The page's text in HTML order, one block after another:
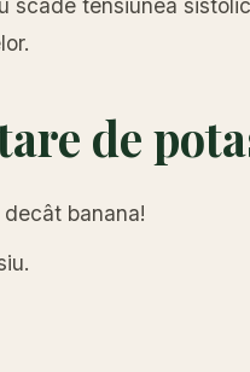
scade tensiunea
de
banana!